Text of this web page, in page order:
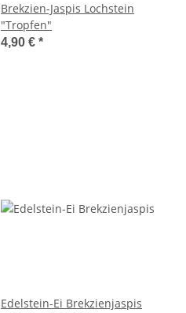
Brekzien-Jaspis Lochstein
"Tropfen"
4,90 € *
Edelstein-Ei Brekzienjaspis